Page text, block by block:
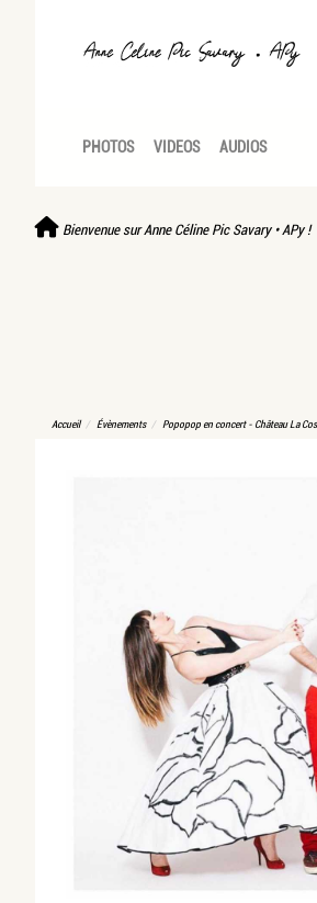
AUDIOS
VIDEOS
PHOTOS
Bienvenue sur Anne Céline Pic Savary • APy !
Accueil Évènements Popopop en concert - Château La